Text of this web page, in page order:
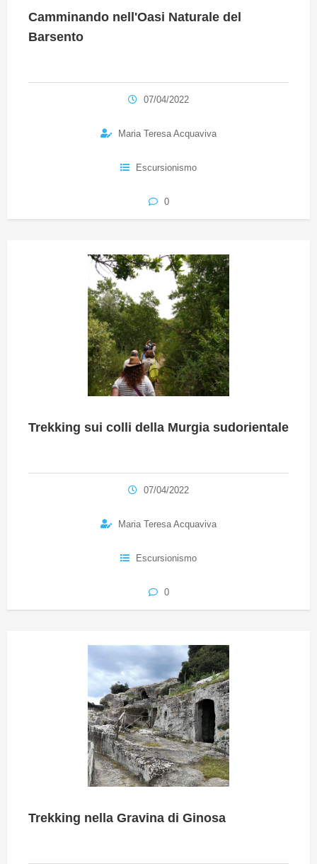
Camminando nell'Oasi Naturale del
Barsento
07/04/2022
Maria Teresa Acquaviva
Escursionismo
0
Trekking sui colli della Murgia sudorientale
07/04/2022
Maria Teresa Acquaviva
Escursionismo
0
Trekking nella Gravina di Ginosa